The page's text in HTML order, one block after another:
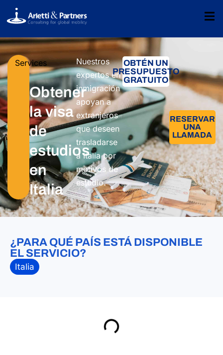
Services
Obtener
la visa
de
estudios
en
Italia
Nuestros
expertos en
inmigración
apoyan a
extranjeros
que deseen
trasladarse
a Italia por
motivos de
estudio.
OBTÉN UN
PRESUPUESTO
GRATUITO
RESERVAR
UNA
LLAMADA
¿PARA QUÉ PAÍS ESTÁ DISPONIBLE
EL SERVICIO?
Italia